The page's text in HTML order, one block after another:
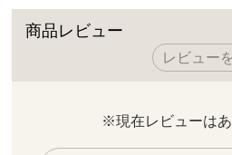
商品レビュー
レビュー
※現在レビューはあ